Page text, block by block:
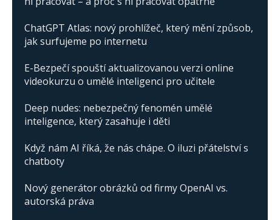
ChatGPT Atlas: nový prohlížeč, který mění způsob,
jak surfujeme po internetu
E-Bezpečí spouští aktualizovanou verzi online
videokurzu o umělé inteligenci pro učitele
Deep nudes: nebezpečný fenomén umělé
inteligence, který zasahuje i děti
Když nám AI říká, že nás chápe. O iluzi přátelství s
chatboty
Nový generátor obrázků od firmy OpenAI vs.
autorská práva